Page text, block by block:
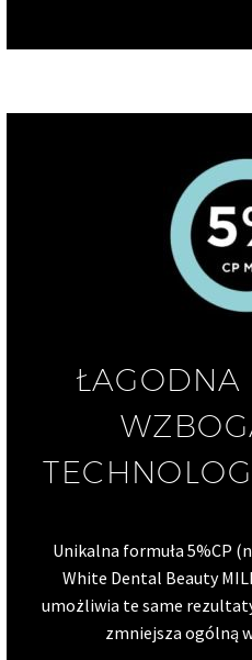
ŁAGODNA
Unikalna formuła 5%CP
White Dental Beauty
umożliwia te same
zmniejsza ogólną